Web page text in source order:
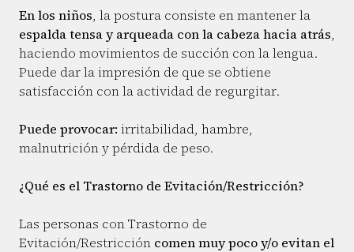
En los niños, la postura consiste en mantener la
espalda tensa y arqueada con la cabeza hacia atrás,
haciendo movimientos de succión con la lengua.
Puede dar la impresión de que se obtiene
satisfacción con la actividad de regurgitar.
Puede provocar: irritabilidad, hambre,
malnutrición y pérdida de peso.
¿Qué es el Trastorno de Evitación/Restricción?
Las personas con Trastorno de
Evitación/Restricción comen muy poco y/o evitan el